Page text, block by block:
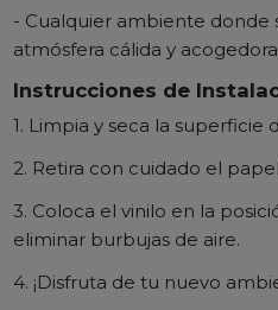
- Cualquier ambiente donde
atmósfera cálida y
Instrucciones de
1. Limpia y seca la superficie
2. Retira con cuidado el
3. Coloca el vinilo en la
eliminar burbujas de aire.
4. ¡Disfruta de tu nuevo